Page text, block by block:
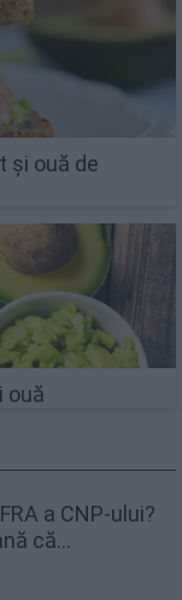
și ouă de
ouă
a CNP-ului?
că...